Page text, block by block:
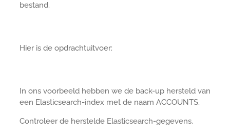
bestand.
Hier is de opdrachtuitvoer:
In ons voorbeeld hebben we de back-up hersteld van
een Elasticsearch-index met de naam ACCOUNTS.
Controleer de herstelde Elasticsearch-gegevens.